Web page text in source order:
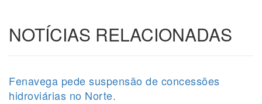
NOTÍCIAS RELACIONADAS
Fenavega pede suspensão de concessões
hidroviárias no Norte.